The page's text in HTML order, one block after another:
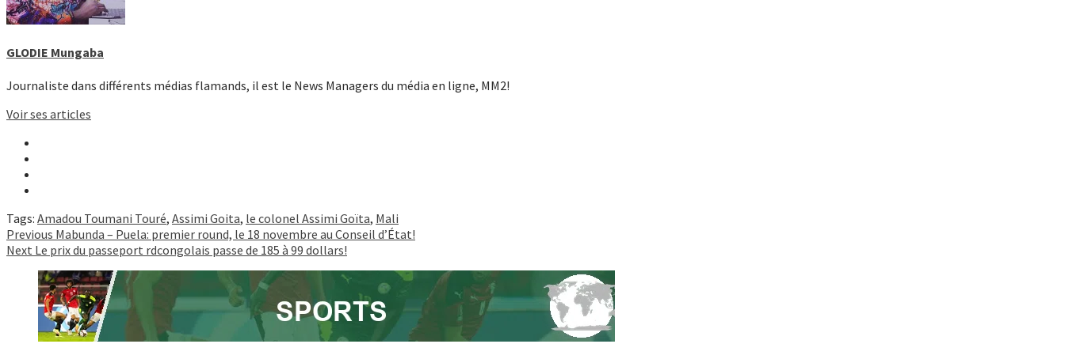
GLODIE Mungaba
Journaliste dans différents médias flamands, il est le News Managers du média en ligne, MM2!
Voir ses articles
Tags: Amadou Toumani Touré, Assimi Goita, le colonel Assimi Goïta, Mali
Continue
Reading
Previous Mabunda – Puela: premier round, le 18 novembre au Conseil d’État!
Next Le prix du passeport rdcongolais passe de 185 à 99 dollars!